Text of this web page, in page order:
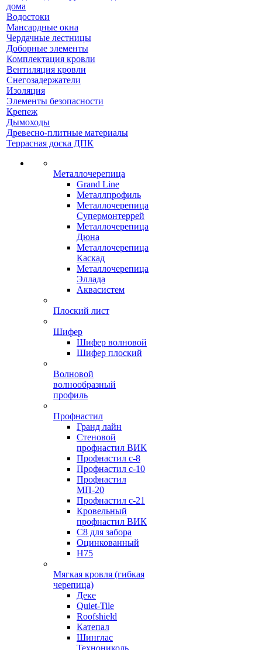
дома
Водостоки
Мансардные окна
Чердачные лестницы
Доборные элементы
Комплектация кровли
Вентиляция кровли
Снегозадержатели
Изоляция
Элементы безопасности
Крепеж
Дымоходы
Древесно-плитные материалы
Террасная доска ДПК
Металлочерепица
Grand Line
Металлпрофиль
Металлочерепица
Супермонтеррей
Металлочерепица
Дюна
Металлочерепица
Каскад
Металлочерепица
Эллада
Аквасистем
Плоский лист
Шифер
Шифер волновой
Шифер плоский
Волновой
волнообразный
профиль
Профнастил
Гранд лайн
Стеновой
профнастил ВИК
Профнастил с-8
Профнастил с-10
Профнастил
МП-20
Профнастил с-21
Кровельный
профнастил ВИК
С8 для забора
Оцинкованный
Н75
Мягкая кровля (гибкая
черепица)
Деке
Quiet-Tile
Roofshield
Катепал
Шинглас
Технониколь